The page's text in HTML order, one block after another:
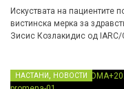
Искуствата на пациентите
вистинска мерка за
Зисис Козлакидис од IARC/
доверба и да создадат
НАСТАНИ, НОВОСТИ